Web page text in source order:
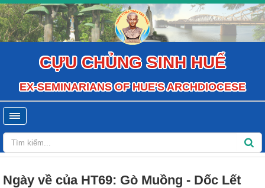
CỰU CHỦNG SINH HUẾ
EX-SEMINARIANS OF HUE'S ARCHDIOCESE
Ngày về của HT69: Gò Muồng - Dốc Lết